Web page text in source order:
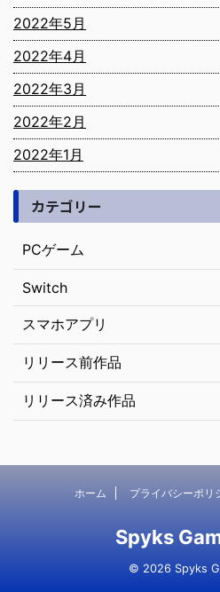
2022年5月
2022年4月
2022年3月
2022年2月
2022年1月
カテゴリー
PCゲーム
Switch
スマホアプリ
リリース前作品
リリース済み作品
ホーム プライバシーポリ
Spyks
© 2026 Spyks